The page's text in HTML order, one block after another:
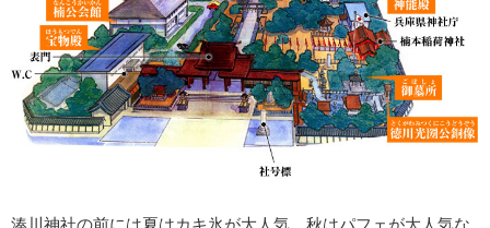
湊川神社の前には夏はカキ氷が大人気、秋はパフェが大人気な